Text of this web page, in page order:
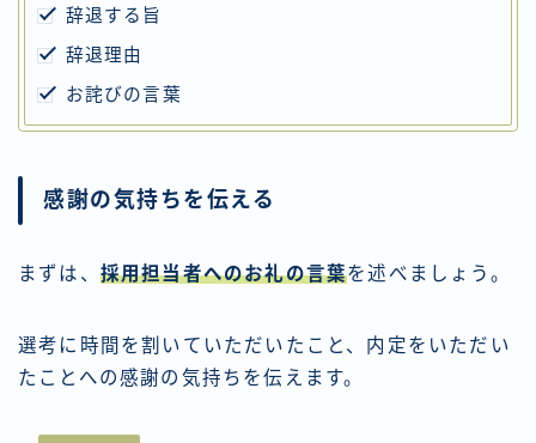
辞退する旨
辞退理由
お詫びの言葉
感謝の気持ちを伝える
まずは、 採用担当者へのお礼の言葉を述べましょう。
選考に時間を割いていただいたこと、内定をいただい
たことへの感謝の気持ちを伝えます。